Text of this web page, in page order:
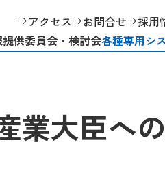
アクセス お問合せ 採用
供委員会・検討会各種専用シ
業大臣へ